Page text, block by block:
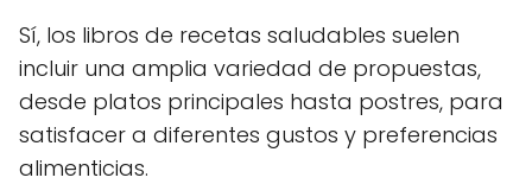
Sí, los libros de recetas saludables suelen
incluir una amplia variedad de propuestas,
desde platos principales hasta postres, para
satisfacer a diferentes gustos y preferencias
alimenticias.